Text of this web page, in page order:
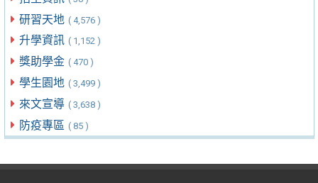
研習天地 ( 4,576 )
升學資訊 ( 1,152 )
獎助學金 ( 470 )
學生園地 ( 3,499 )
來文宣導 ( 3,638 )
防疫專區 ( 85 )